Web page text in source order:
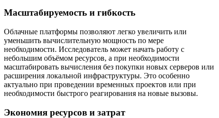
Масштабируемость и гибкость
Облачные платформы позволяют легко увеличить или
уменьшить вычислительную мощность по мере
необходимости. Исследователь может начать работу с
небольшим объёмом ресурсов, а при необходимости
масштабировать вычисления без покупки новых серверов или
расширения локальной инфраструктуры. Это особенно
актуально при проведении временных проектов или при
необходимости быстрого реагирования на новые вызовы.
Экономия ресурсов и затрат